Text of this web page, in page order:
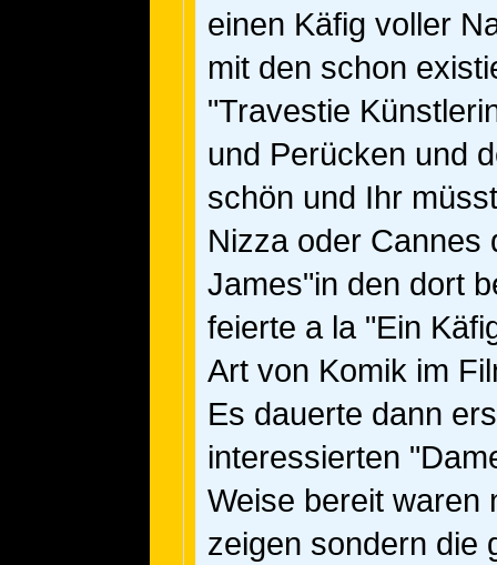
einen Käfig voller
mit den schon
"Travestie
und Perücken und
schön und Ihr
Nizza oder Cannes
James"in den dort
feierte a la "Ein
Art von Komik im
Es dauerte dann
interessierten
Weise bereit waren
zeigen sondern die